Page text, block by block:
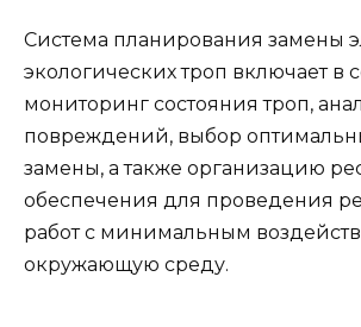
Система планирования замены
экологических троп включает в
мониторинг состояния троп,
повреждений, выбор
замены, а также организацию
обеспечения для проведения
работ с минимальным
окружающую среду.